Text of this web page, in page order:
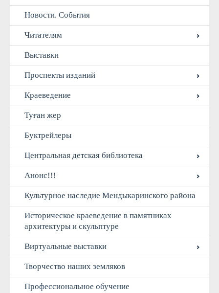
Новости. События
Читателям
Выставки
Проспекты изданий
Краеведение
Туған жер
Буктрейлеры
Центральная детская библиотека
Анонс!!!
Культурное наследие Мендыкаринского района
Историческое краеведение в памятниках
архитектуры и скульптуре
Виртуальные выставки
Творчество наших земляков
Профессиональное обучение